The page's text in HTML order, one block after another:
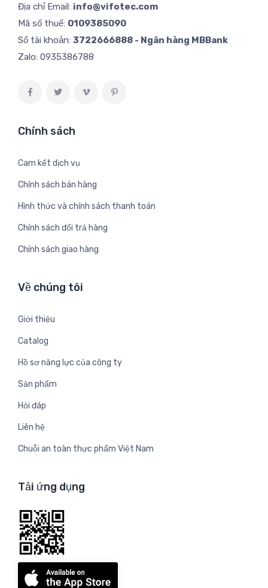
Địa chỉ Email: info@vifotec.com
Mã số thuế: 0109385090
Số tài khoản: 3722666888 - Ngân hàng MBBank
Zalo: 0935386788
Chính sách
Cam kết dịch vụ
Chính sách bán hàng
Hình thức và chính sách thanh toán
Chính sách đổi trả hàng
Chính sách giao hàng
Về chúng tôi
Giới thiệu
Catalog
Hồ sơ năng lực của công ty
Sản phẩm
Hỏi đáp
Liên hệ
Chuỗi an toàn thực phẩm Việt Nam
Tải ứng dụng